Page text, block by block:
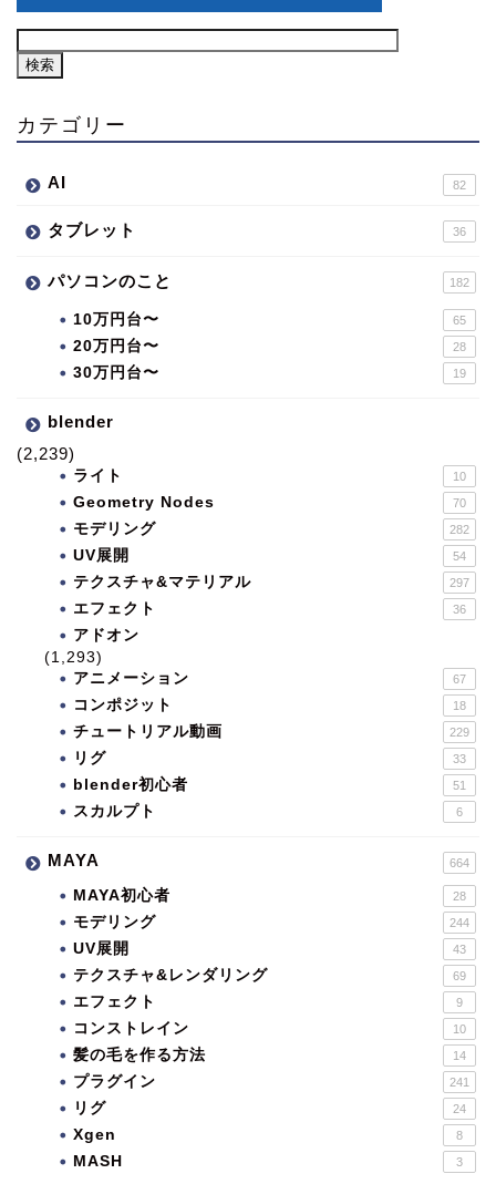
カテゴリー
AI 82
タブレット 36
パソコンのこと 182
10万円台〜 65
20万円台〜 28
30万円台〜 19
blender
(2,239)
ライト 10
Geometry Nodes 70
モデリング 282
UV展開 54
テクスチャ&マテリアル 297
エフェクト 36
アドオン
(1,293)
アニメーション
67
コンポジット 18
チュートリアル動画 229
リグ 33
blender初心者 51
スカルプト 6
MAYA 664
MAYA初心者 28
モデリング 244
UV展開 43
テクスチャ&レンダリング 69
エフェクト 9
コンストレイン 10
髪の毛を作る方法 14
プラグイン 241
リグ 24
Xgen 8
MASH 3